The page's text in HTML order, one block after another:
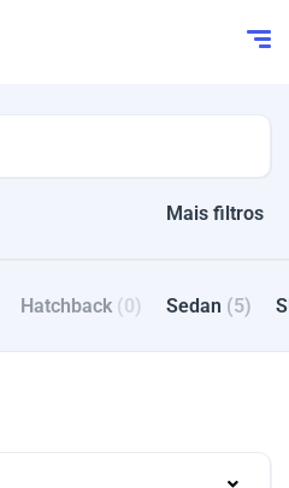
Mais filtros
Hatchback (0) Sedan (5)